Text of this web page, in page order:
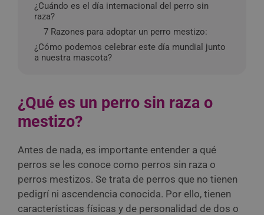
¿Cuándo es el día internacional del perro sin
raza?
7 Razones para adoptar un perro mestizo:
¿Cómo podemos celebrar este día mundial junto
a nuestra mascota?
¿Qué es un perro sin raza o
mestizo?
Antes de nada, es importante entender a qué
perros se les conoce como perros sin raza o
perros mestizos. Se trata de perros que no tienen
pedigrí ni ascendencia conocida. Por ello, tienen
características físicas y de personalidad de dos o